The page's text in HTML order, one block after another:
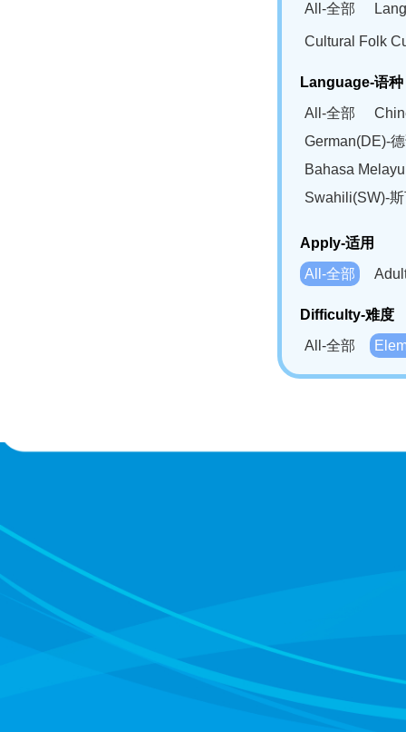
All-全部
Cultural Folk
Language-语种
All-全部
German(DE)-
Bahasa
Swahili(SW)-
Apply-适用
All-全部
Difficulty-难度
All-全部